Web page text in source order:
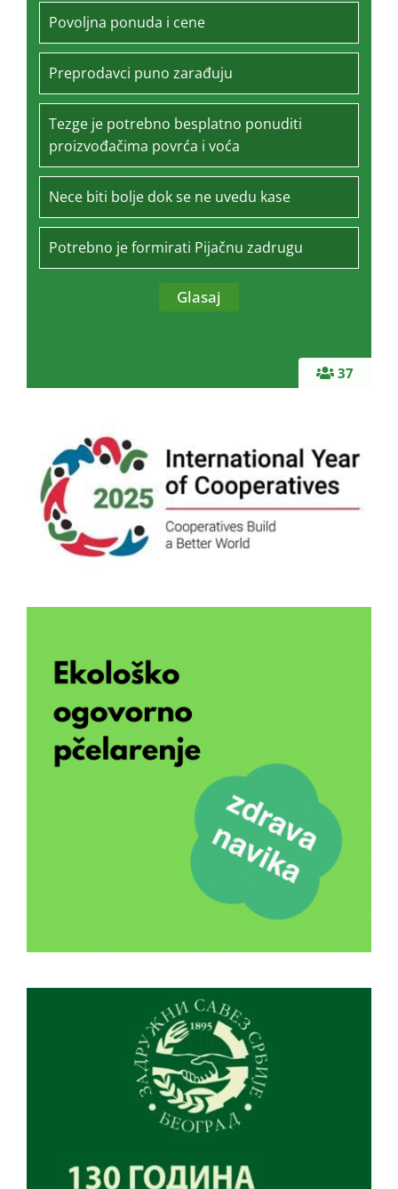
37
Povoljna ponuda i cene
Preprodavci puno zarađuju
Tezge je potrebno besplatno ponuditi
proizvođačima povrća i voća
Nece biti bolje dok se ne uvedu kase
Potrebno je formirati Pijačnu zadrugu